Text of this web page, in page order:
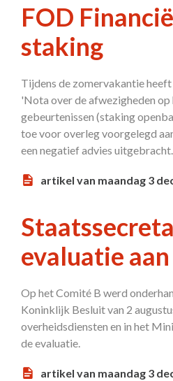
FOD
staking
Tijdens de zomervakantie
'Nota over de afwezigheden
gebeurtenissen (staking
toe voor overleg voorgelegd
een negatief advies
artikel van maandag 3
evaluatie aan
Op het Comité B werd
Koninklijk Besluit van 2
overheidsdiensten en in het
de evaluatie.
artikel van maandag 3